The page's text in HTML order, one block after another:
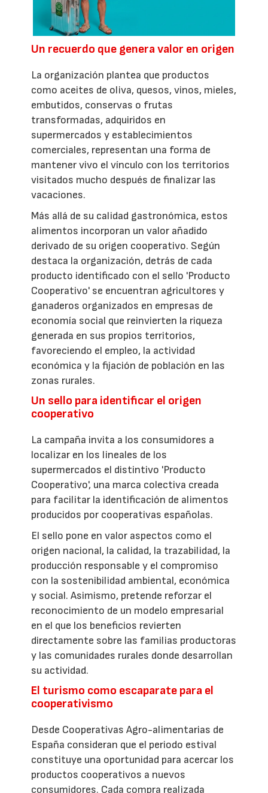
Un recuerdo que genera valor en origen
La organización plantea que productos
como aceites de oliva, quesos, vinos, mieles,
embutidos, conservas o frutas
transformadas, adquiridos en
supermercados y establecimientos
comerciales, representan una forma de
mantener vivo el vínculo con los territorios
visitados mucho después de finalizar las
vacaciones.
Más allá de su calidad gastronómica, estos
alimentos incorporan un valor añadido
derivado de su origen cooperativo. Según
destaca la organización, detrás de cada
producto identificado con el sello 'Producto
Cooperativo' se encuentran agricultores y
ganaderos organizados en empresas de
economía social que reinvierten la riqueza
generada en sus propios territorios,
favoreciendo el empleo, la actividad
económica y la fijación de población en las
zonas rurales.
Un sello para identificar el origen
cooperativo
La campaña invita a los consumidores a
localizar en los lineales de los
supermercados el distintivo 'Producto
Cooperativo', una marca colectiva creada
para facilitar la identificación de alimentos
producidos por cooperativas españolas.
El sello pone en valor aspectos como el
origen nacional, la calidad, la trazabilidad, la
producción responsable y el compromiso
con la sostenibilidad ambiental, económica
y social. Asimismo, pretende reforzar el
reconocimiento de un modelo empresarial
en el que los beneficios revierten
directamente sobre las familias productoras
y las comunidades rurales donde desarrollan
su actividad.
El turismo como escaparate para el
cooperativismo
Desde Cooperativas Agro-alimentarias de
España consideran que el periodo estival
constituye una oportunidad para acercar los
productos cooperativos a nuevos
consumidores. Cada compra realizada